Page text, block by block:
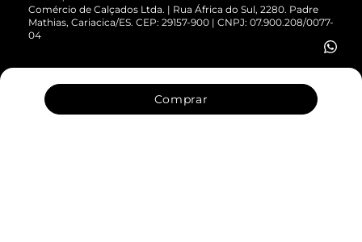
Comprar
Vendas Corporativas
Comércio de Calçados Ltda. | Rua África do Sul, 2280. Padre
Mathias, Cariacica/ES. CEP: 29157-900 | CNPJ: 07.900.208/0077-
04